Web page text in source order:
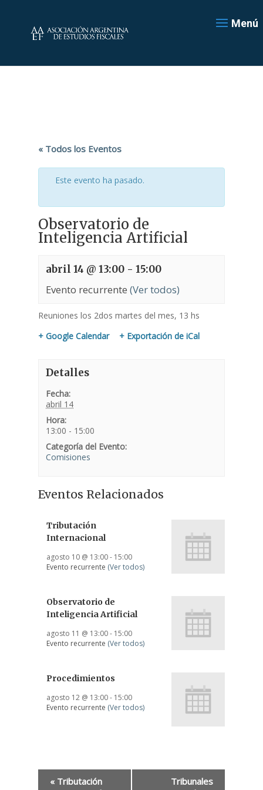
Menú
« Todos los Eventos
Este evento ha pasado.
Observatorio de
Inteligencia Artificial
abril 14 @ 13:00- 15:00
Evento recurrente (Ver todos)
Reuniones los 2dos martes del mes, 13 hs
+ Google Calendar
+ Exportación de iCal
Detalles
Fecha:
abril 14
Hora:
13:00 - 15:00
Categoría del Evento:
Comisiones
Eventos Relacionados
Tributación
Internacional
agosto 10 @ 13:00- 15:00
Evento recurrente (Ver todos)
Observatorio de
Inteligencia Artificial
agosto 11 @ 13:00- 15:00
Evento recurrente (Ver todos)
Procedimientos
agosto 12 @ 13:00- 15:00
Evento recurrente (Ver todos)
«Tributación
Tribunales